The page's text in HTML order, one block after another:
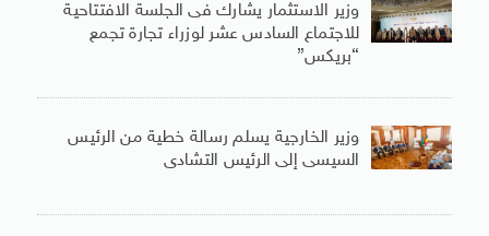
وزير الاستثمار يشارك فى الجلسة الافتتاحية
للاجتماع السادس عشر لوزراء تجارة تجمع
“بريكس”
وزير الخارجية يسلم رسالة خطية من الرئيس
السيسى إلى الرئيس التشادى